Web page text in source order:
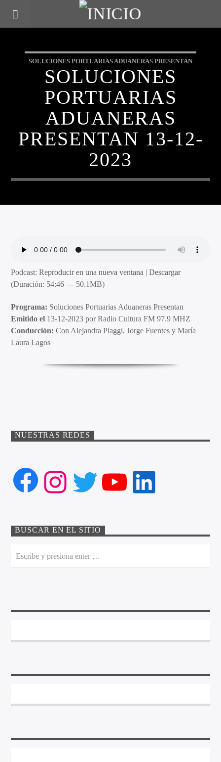
SOLUCIONES PORTUARIAS ADUANERAS PRESENTAN
SOLUCIONES
PORTUARIAS
ADUANERAS
PRESENTAN 13-12-
2023
Podcast:Reproducir en una nueva ventana |Descargar
(Duración: 54:46 — 50.1MB)
Programa: Soluciones Portuarias Aduaneras Presentan
Emitido el 13-12-2023 por Radio Cultura FM 97.9 MHZ
Conducción: Con Alejandra Piaggi, Jorge Fuentes y María
Laura Lagos
NUESTRAS REDES
Facebook
Instagram
Twitter
YouTube
LinkedIn
BUSCAR EN EL SITIO